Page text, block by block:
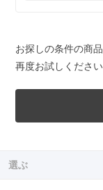
お探しの条件の商
再度お試しください
選ぶ